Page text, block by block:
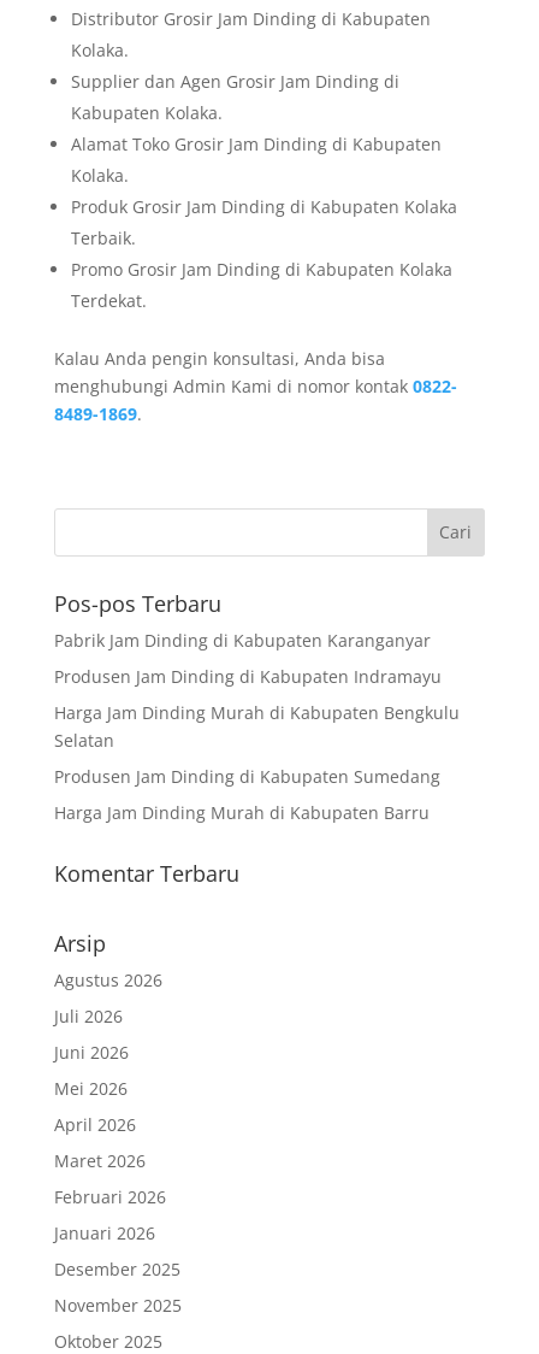
Distributor Grosir Jam Dinding di Kabupaten
Kolaka.
Supplier dan Agen Grosir Jam Dinding di
Kabupaten Kolaka.
Alamat Toko Grosir Jam Dinding di Kabupaten
Kolaka.
Produk Grosir Jam Dinding di Kabupaten Kolaka
Terbaik.
Promo Grosir Jam Dinding di Kabupaten Kolaka
Terdekat.
Kalau Anda pengin konsultasi, Anda bisa
menghubungi Admin Kami di nomor kontak 0822-
8489-1869.
Pos-pos Terbaru
Pabrik Jam Dinding di Kabupaten Karanganyar
Produsen Jam Dinding di Kabupaten Indramayu
Harga Jam Dinding Murah di Kabupaten Bengkulu
Selatan
Produsen Jam Dinding di Kabupaten Sumedang
Harga Jam Dinding Murah di Kabupaten Barru
Komentar Terbaru
Arsip
Agustus 2026
Juli 2026
Juni 2026
Mei 2026
April 2026
Maret 2026
Februari 2026
Januari 2026
Desember 2025
November 2025
Oktober 2025